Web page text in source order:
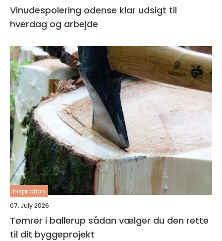
Vinudespolering odense klar udsigt til
hverdag og arbejde
inspiration
07. July 2026
Tømrer i ballerup sådan vælger du den rette
til dit byggeprojekt